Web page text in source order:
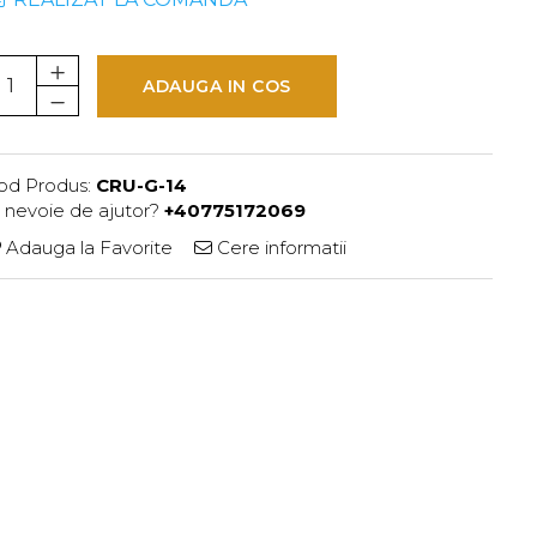
ADAUGA IN COS
Produs: CRU-G-14
nevoie de ajutor? +40775172069
Adauga la Favorite
Cere informatii